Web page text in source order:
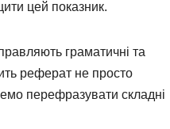
цей показник.
граматичні та
реферат не просто
перефразувати складні